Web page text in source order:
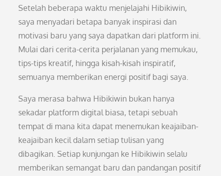
Setelah beberapa waktu menjelajahi Hibikiwin,
saya menyadari betapa banyak inspirasi dan
motivasi baru yang saya dapatkan dari platform ini.
Mulai dari cerita-cerita perjalanan yang memukau,
tips-tips kreatif, hingga kisah-kisah inspiratif,
semuanya memberikan energi positif bagi saya.
Saya merasa bahwa Hibikiwin bukan hanya
sekadar platform digital biasa, tetapi sebuah
tempat di mana kita dapat menemukan keajaiban-
keajaiban kecil dalam setiap tulisan yang
dibagikan. Setiap kunjungan ke Hibikiwin selalu
memberikan semangat baru dan pandangan positif